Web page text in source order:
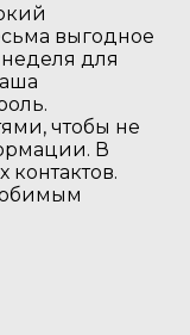
выгодное
для
чтобы не
В